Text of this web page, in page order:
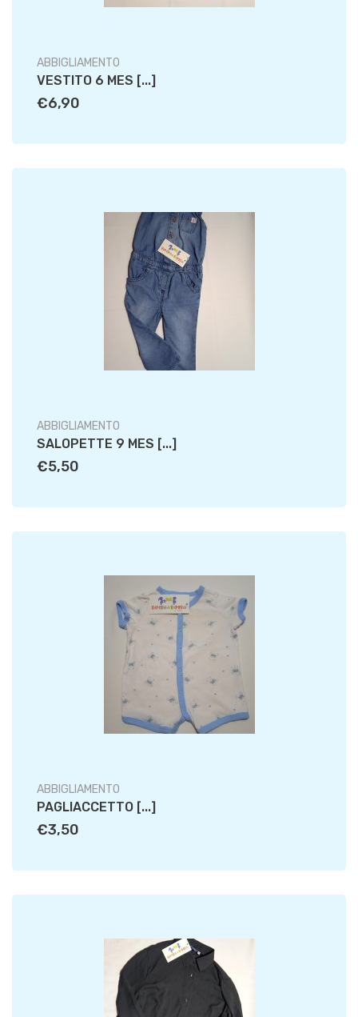
ABBIGLIAMENTO
VESTITO 6 MES [...]
€6,90
ABBIGLIAMENTO
SALOPETTE 9 MES [...]
€5,50
ABBIGLIAMENTO
PAGLIACCETTO [...]
€3,50